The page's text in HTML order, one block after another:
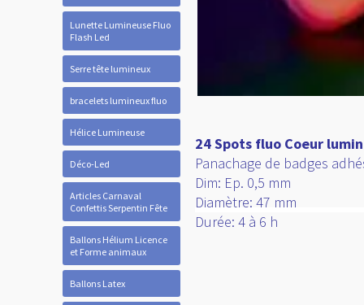
Lunette Lumineuse Fluo
Flash Led
Serre tête lumineux
bracelets lumineux fluo
Hélice Lumineuse
Déco-Led
Articles Carnaval
Confettis Serpentin Fête
Ballons Hélium Licence
et Forme animaux
Ballons Latex
24 Spots fluo Coeur
Panachage de badges
Dim: Ep. 0,5 mm
Diamètre: 47 mm
Durée: 4 à 6 h